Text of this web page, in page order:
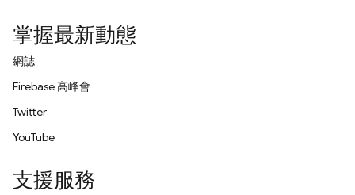
掌握最新動態
網誌
Firebase 高峰會
Twitter
YouTube
支援服務